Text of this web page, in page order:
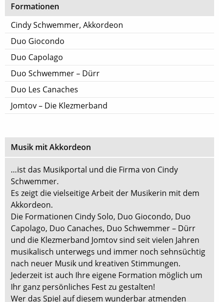
Formationen
Cindy Schwemmer, Akkordeon
Duo Giocondo
Duo Capolago
Duo Schwemmer – Dürr
Duo Les Canaches
Jomtov – Die Klezmerband
Musik mit Akkordeon
…ist das Musikportal und die Firma von Cindy
Schwemmer.
Es zeigt die vielseitige Arbeit der Musikerin mit dem
Akkordeon.
Die Formationen Cindy Solo, Duo Giocondo, Duo
Capolago, Duo Canaches, Duo Schwemmer – Dürr
und die Klezmerband Jomtov sind seit vielen Jahren
musikalisch unterwegs und immer noch sehnsüchtig
nach neuer Musik und kreativen Stimmungen.
Jederzeit ist auch Ihre eigene Formation möglich um
Ihr ganz persönliches Fest zu gestalten!
Wer das Spiel auf diesem wunderbar atmenden